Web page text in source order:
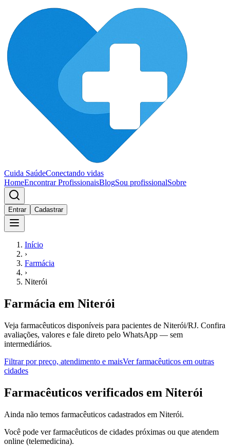
Cuida SaúdeConectando vidas
HomeEncontrar ProfissionaisBlogSou profissionalSobre
Entrar Cadastrar
Início
›
Farmácia
›
Niterói
Farmácia em Niterói
Veja farmacêuticos disponíveis para pacientes de Niterói/RJ. Confira
avaliações, valores e fale direto pelo WhatsApp — sem
intermediários.
Filtrar por preço, atendimento e maisVerfarmacêuticos em outras
cidades
Farmacêuticos verificados em Niterói
Ainda não temos farmacêuticos cadastrados em Niterói.
Você pode verfarmacêuticos de cidades próximas ou que atendem
online (telemedicina).